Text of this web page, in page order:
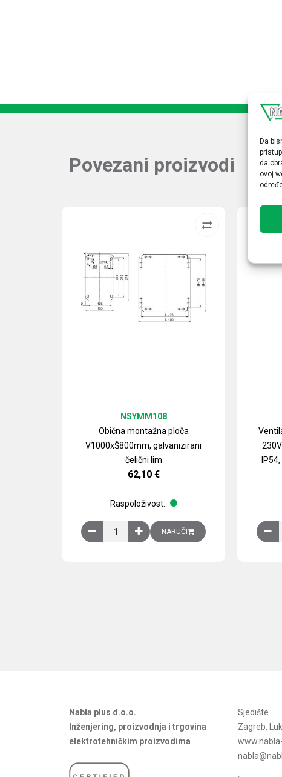
Da
da
ovoj
Povezani proizvodi
Obična montažna ploča
V1000xŠ800mm, galvanizirani
čelični lim
NSYMM108
62,10 €
Raspoloživost:
Obična montažna ploča V1000xŠ800mm,
NARUČI
Nabla plus d.o.o.
Inženjering, proizvodnja i trgovina
elektrotehničkim proizvodima
Sjedište
Zagreb,